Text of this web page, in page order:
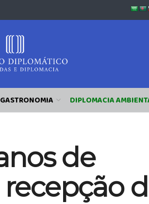
DIPLOMACIA
de